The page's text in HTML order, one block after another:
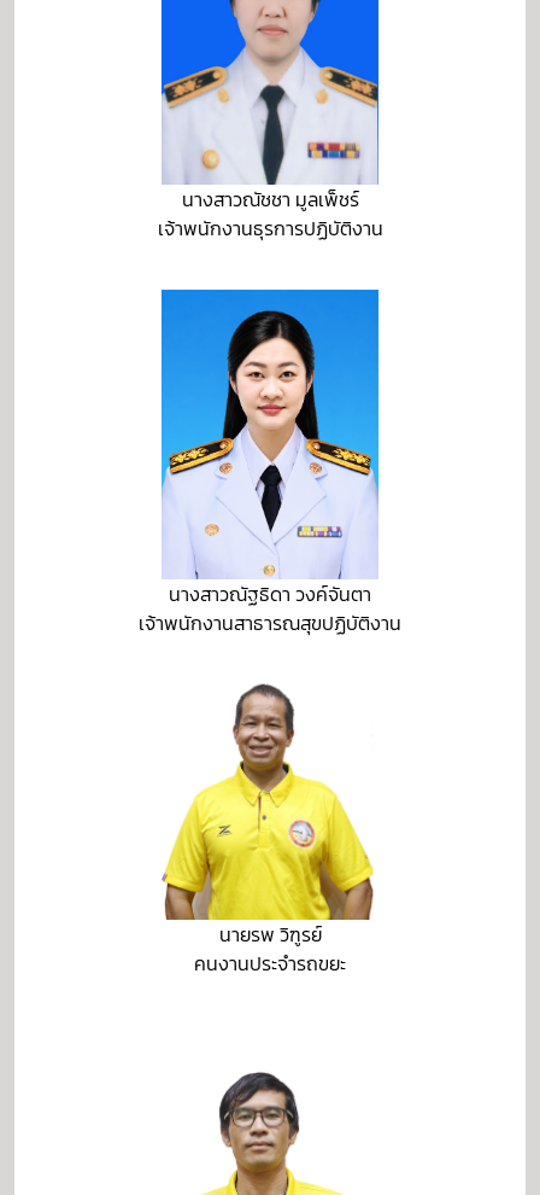
นางสาวณัชชา มูลเพ็ชร์
เจ้าพนักงานธุรการปฏิบัติงาน
นางสาวณัฐธิดา วงค์จันตา
เจ้าพนักงานสาธารณสุขปฏิบัติงาน
นายรพ วิฑูรย์
คนงานประจำรถขยะ